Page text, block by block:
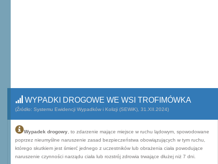
WYPADKI DROGOWE WE WSI TROFIMÓWKA
(Źródło: Systemu Ewidencji Wypadków i Kolizji (SEWiK), 31.XII.2024)
Wypadek drogowy , to zdarzenie mające miejsce w ruchu lądowym, spowodowane
poprzez nieumyślne naruszenie zasad bezpieczeństwa obowiązujących w tym ruchu,
którego skutkiem jest śmierć jednego z uczestników lub obrażenia ciała powodujące
naruszenie czynności narządu ciała lub rozstrój zdrowia trwające dłużej niż 7 dni.